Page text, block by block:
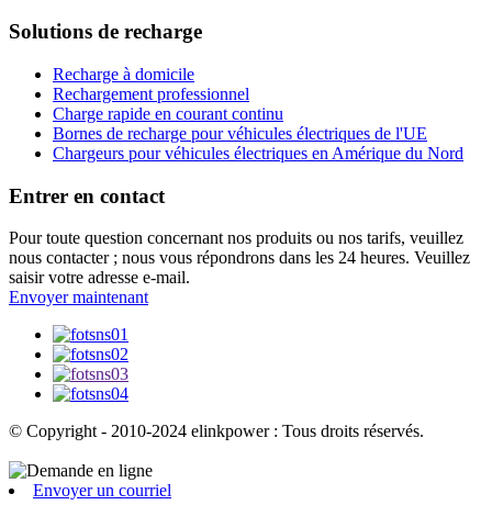
Solutions de recharge
Recharge à domicile
Rechargement professionnel
Charge rapide en courant continu
Bornes de recharge pour véhicules électriques de l'UE
Chargeurs pour véhicules électriques en Amérique du Nord
Entrer en contact
Pour toute question concernant nos produits ou nos tarifs, veuillez
nous contacter ; nous vous répondrons dans les 24 heures. Veuillez
saisir votre adresse e-mail.
Envoyer maintenant
© Copyright - 2010-2024 elinkpower : Tous droits réservés.
Envoyer un courriel